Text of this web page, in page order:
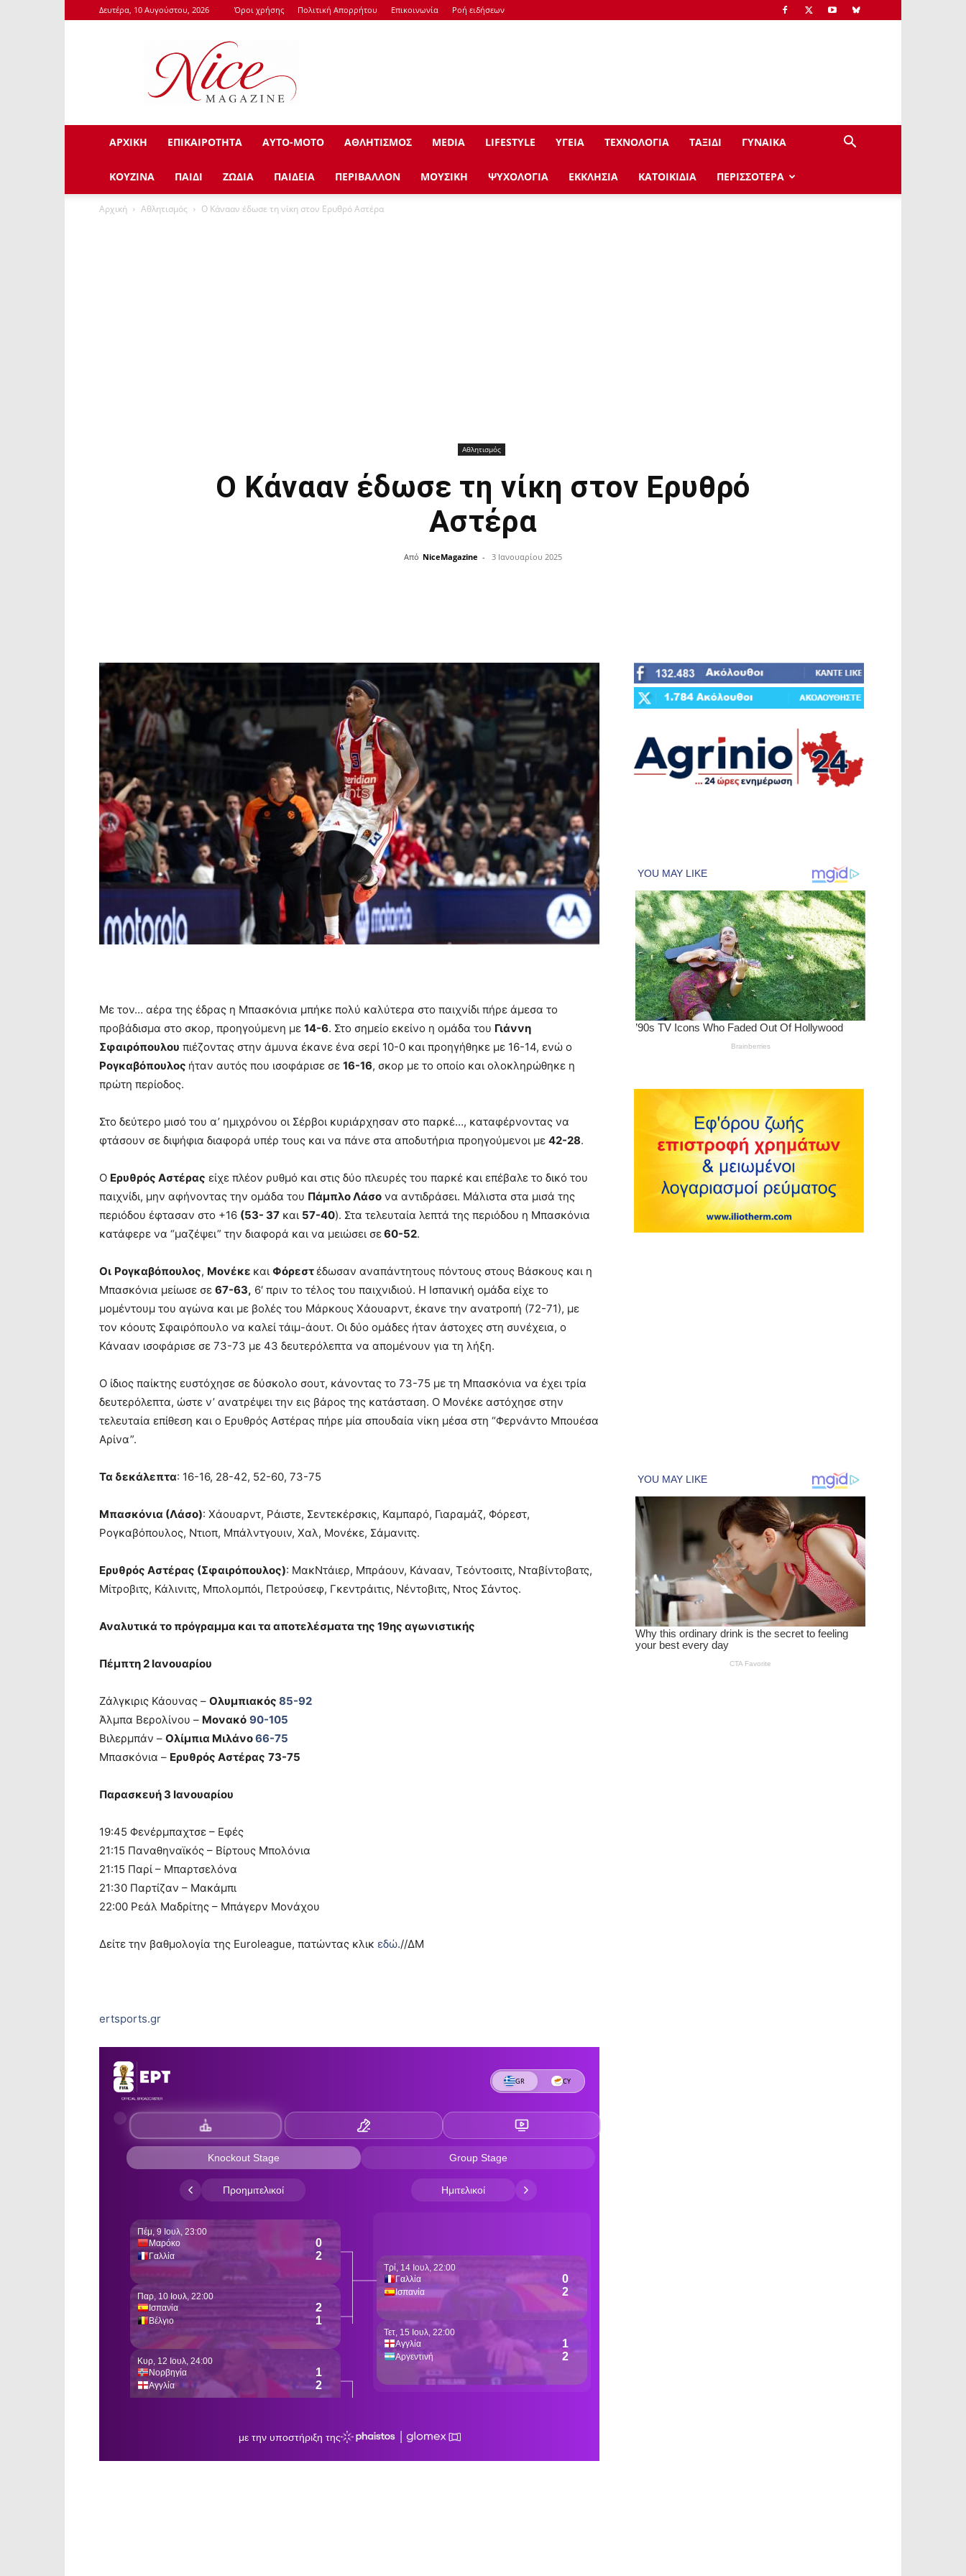
Δευτέρα, 10 Αυγούστου, 2026 Όροι χρήσης Πολιτική Απορρήτου Επικοινωνία Ροή ειδήσεων
NiceMagazine.Gr
ΑΡΧΙΚΗ ΕΠΙΚΑΙΡΟΤΗΤΑ ΑΥΤΟ-ΜΟΤΟ ΑΘΛΗΤΙΣΜΟΣ ΜEDIA LIFESTYLE ΥΓΕΙΑ ΤΕΧΝΟΛΟΓΙΑ ΤΑΞΙΔΙ ΓΥΝΑΙΚΑ
ΚΟΥΖΙΝΑ ΠΑΙΔΙ ΖΩΔΙΑ ΠΑΙΔΕΙΑ ΠΕΡΙΒΑΛΛΟΝ ΜΟΥΣΙΚΗ ΨΥΧΟΛΟΓΙΑ ΕΚΚΛΗΣΙΑ ΚΑΤΟΙΚΙΔΙΑ ΠΕΡΙΣΣΟΤΕΡΑ
Αρχική Αθλητισμός Ο Κάνααν έδωσε τη νίκη στον Ερυθρό Αστέρα
Αθλητισμός
Ο Κάνααν έδωσε τη νίκη στον Ερυθρό
Αστέρα
Από NiceMagazine - 3 Ιανουαρίου 2025
Με τον… αέρα της έδρας η Μπασκόνια μπήκε πολύ καλύτερα στο παιχνίδι πήρε άμεσα το
προβάδισμα στο σκορ, προηγούμενη με 14-6. Στο σημείο εκείνο η ομάδα του Γιάννη
Σφαιρόπουλου πιέζοντας στην άμυνα έκανε ένα σερί 10-0 και προηγήθηκε με 16-14, ενώ ο
Ρογκαβόπουλος ήταν αυτός που ισοφάρισε σε 16-16, σκορ με το οποίο και ολοκληρώθηκε η
πρώτη περίοδος.
Στο δεύτερο μισό του α’ ημιχρόνου οι Σέρβοι κυριάρχησαν στο παρκέ…, καταφέρνοντας να
φτάσουν σε διψήφια διαφορά υπέρ τους και να πάνε στα αποδυτήρια προηγούμενοι με 42-28.
Ο Ερυθρός Αστέρας είχε πλέον ρυθμό και στις δύο πλευρές του παρκέ και επέβαλε το δικό του
παιχνίδι, μην αφήνοντας την ομάδα του Πάμπλο Λάσο να αντιδράσει. Μάλιστα στα μισά της
περιόδου έφτασαν στο +16 (53- 37 και 57-40). Στα τελευταία λεπτά της περιόδου η Μπασκόνια
κατάφερε να “μαζέψει” την διαφορά και να μειώσει σε60-52.
Οι Ρογκαβόπουλος, Μονέκε και Φόρεστέδωσαν αναπάντητους πόντους στους Βάσκους και η
Μπασκόνια μείωσε σε 67-63, 6′ πριν το τέλος του παιχνιδιού. Η Ισπανική ομάδα είχε το
μομέντουμ του αγώνα και με βολές του Μάρκους Χάουαρντ, έκανε την ανατροπή (72-71), με
τον κόουτς Σφαιρόπουλο να καλεί τάιμ-άουτ. Οι δύο ομάδες ήταν άστοχες στη συνέχεια, ο
Κάνααν ισοφάρισε σε 73-73 με 43 δευτερόλεπτα να απομένουν για τη λήξη.
Ο ίδιος παίκτης ευστόχησε σε δύσκολο σουτ, κάνοντας το 73-75 με τη Μπασκόνια να έχει τρία
δευτερόλεπτα, ώστε ν’ ανατρέψει την εις βάρος της κατάσταση. Ο Μονέκε αστόχησε στην
τελευταία επίθεση και ο Ερυθρός Αστέρας πήρε μία σπουδαία νίκη μέσα στη “Φερνάντο Μπουέσα
Αρίνα”.
Τα δεκάλεπτα: 16-16, 28-42, 52-60, 73-75
Μπασκόνια (Λάσο): Χάουαρντ, Ράιστε, Σεντεκέρσκις, Καμπαρό, Γιαραμάζ, Φόρεστ,
Ρογκαβόπουλος, Ντιοπ, Μπάλντγουιν, Χαλ, Μονέκε, Σάμανιτς.
Ερυθρός Αστέρας (Σφαιρόπουλος): ΜακΝτάιερ, Μπράουν, Κάνααν, Τεόντοσιτς, Νταβίντοβατς,
Μίτροβιτς, Κάλινιτς, Μπολομπόι, Πετρούσεφ, Γκεντράιτις, Νέντοβιτς, Ντος Σάντος.
Αναλυτικά το πρόγραμμα και τα αποτελέσματα της 19ης αγωνιστικής
Πέμπτη 2 Ιανουαρίου
Ζάλγκιρις Κάουνας – Ολυμπιακός 85-92
Άλμπα Βερολίνου – Μονακό 90-105
Βιλερμπάν – Ολίμπια Μιλάνο66-75
Μπασκόνια – Ερυθρός Αστέρας 73-75
Παρασκευή 3 Ιανουαρίου
19:45 Φενέρμπαχτσε – Εφές
21:15 Παναθηναϊκός – Βίρτους Μπολόνια
21:15 Παρί – Μπαρτσελόνα
21:30 Παρτίζαν – Μακάμπι
22:00 Ρεάλ Μαδρίτης – Μπάγερν Μονάχου
Δείτε την βαθμολογία της Euroleague, πατώντας κλικ εδώ.//ΔΜ
ertsports.gr